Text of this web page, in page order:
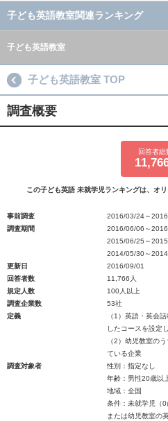
子ども英語教室関連ランキング
子ども英語教室
子ども英語教室 TOP
調査概要
回答者総
この子ども英語 未就学児ランキングは、オ
事前調査
2016/03/24～
調査期間
2016/06/06～
2015/06/25～
2014/05/30～
更新日
2016/09/01
回答者数
11,766人
規定人数
100人以上
調査企業数
53社
定義
（1）英語・英会
したコースを設定
（2）幼児教室の
ている企業
調査対象者
性別：指定なし
年齢：男性20歳以
地域：全国
条件：未就学児（
または幼児教室の